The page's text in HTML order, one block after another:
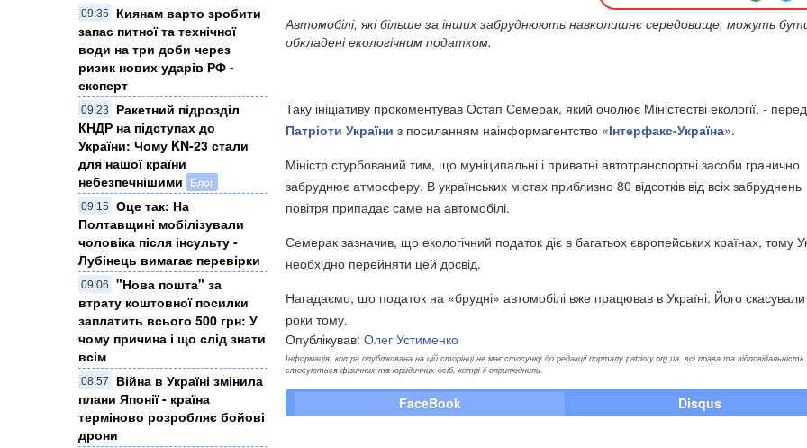
09:35
Киянам варто зробити
запас питної та технічної
води на три доби через
ризик нових ударів РФ -
експерт
09:23
Ракетний підрозділ
КНДР на підступах до
України: Чому KN-23 стали
для нашої країни
небезпечнішими
Блог
09:15
Оце так: На
Полтавщині мобілізували
чоловіка після інсульту -
Лубінець вимагає перевірки
09:06
"Нова пошта" за
втрату коштовної посилки
заплатить всього 500 грн: У
чому причина і що слід знати
всім
08:57
Війна в Україні змінила
плани Японії - країна
терміново розробляє бойові
дрони
Автомобілі, які більше за інших забруднюють навколишнє середовище, можуть
обкладені екологічним податком.
Таку ініціативу прокоментував Остап Семерак, який очолює Міністестві екології, -
Патріоти України з посиланням наінформагентство «Інтерфакс-Україна».
Міністр стурбований тим, що муніципальні і приватні автотранспортні засоби гранично
забруднює атмосферу. В українських містах приблизно 80 відсотків від всіх забруднень
повітря припадає саме на автомобілі.
Семерак зазначив, що екологічний податок діє в багатьох європейських країнах, тому
необхідно перейняти цей досвід.
Нагадаємо, що податок на «брудні» автомобілі вже працював в Україні. Його
роки тому.
Опублікував: Олег Устименко
Інформація, котра опублікована на цій сторінці не має стосунку до редакції порталу patrioty.org.ua, всі права та відповідальність
стосуються фізичних та юридичних осіб, котрі її оприлюднили.
FaceBook Disqus